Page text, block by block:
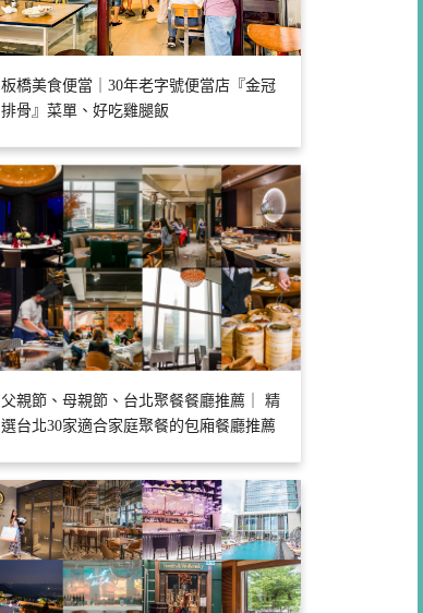
板橋美食便當｜30年老字號便當店『金冠
排骨』菜單、好吃雞腿飯
父親節、母親節、台北聚餐餐廳推薦｜ 精
選台北30家適合家庭聚餐的包廂餐廳推薦